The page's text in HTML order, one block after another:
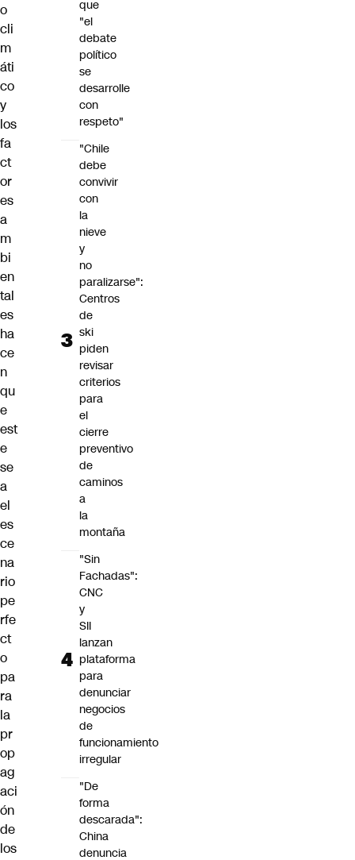
o
cli
m
áti
co
y
los
fa
ct
or
es
a
m
bi
en
tal
es
ha
ce
n
qu
e
est
e
se
a
el
es
ce
na
rio
pe
rfe
ct
o
pa
ra
la
pr
op
ag
aci
ón
de
los
que
"el
debate
político
se
desarrolle
con
respeto"
"Chile
debe
convivir
con
la
nieve
y
no
paralizarse":
Centros
de
ski
piden
revisar
criterios
para
el
cierre
preventivo
de
caminos
a
la
montaña
"Sin
Fachadas":
CNC
y
SII
lanzan
plataforma
para
denunciar
negocios
de
funcionamiento
irregular
"De
forma
descarada":
China
denuncia